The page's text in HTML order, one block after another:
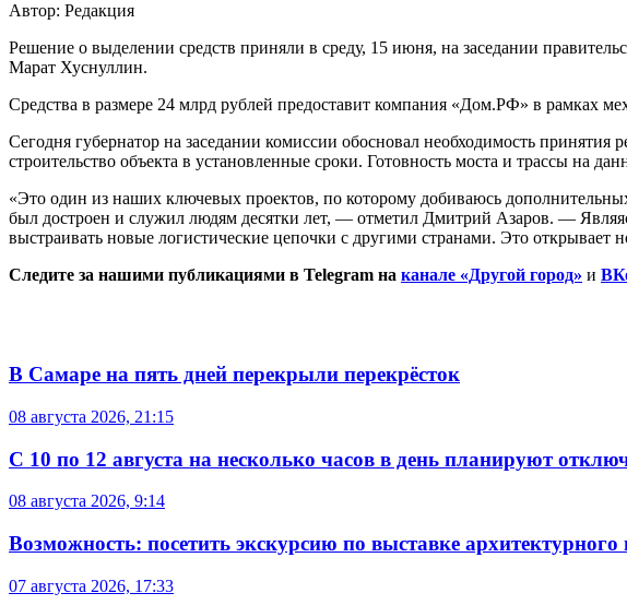
Автор: Редакция
Решение о выделении средств приняли в среду, 15 июня, на заседании
Марат Хуснуллин.
Средства в размере 24 млрд рублей предоставит компания «Дом.РФ» в рамках
Сегодня губернатор на заседании комиссии обосновал необходимость
строительство объекта в установленные сроки. Готовность моста и трассы на
«Это один из наших ключевых проектов, по которому добиваюсь
был достроен и служил людям десятки лет, — отметил Дмитрий Азаров. —
выстраивать новые логистические цепочки с другими странами. Это
Следите за нашими публикациями в Telegram на канале «Другой город» и
В Самаре на пять дней перекрыли перекрёсток
08 августа 2026, 21:15
С 10 по 12 августа на несколько часов в день планируют
08 августа 2026, 9:14
Возможность: посетить экскурсию по выставке архитектурного
07 августа 2026, 17:33